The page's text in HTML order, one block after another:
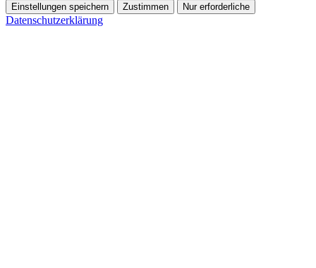
Einstellungen speichern Zustimmen Nur erforderliche
Datenschutzerklärung